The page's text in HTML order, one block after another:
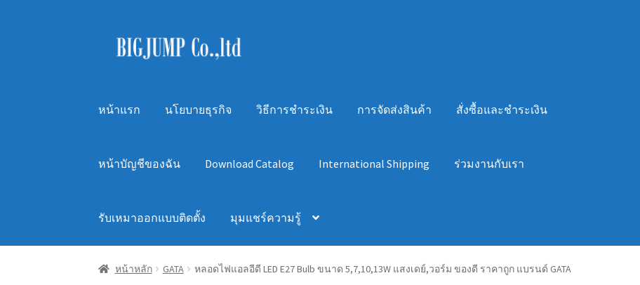
Skip
Skip
หน้าแรก นโยบายธุรกิจ วิธีการชำระเงิน การจัดส่งสินค้า สั่งซื้อและชำระเงิน
หน้าบัญชีของฉัน Download Catalog International Shipping ร่วมงานกับเรา
รับเหมาออกแบบติดตั้ง มุมแชร์ความรู้
หน้าหลัก GATA หลอดไฟแอลอีดี LED E27 Bulb ขนาด 5,7,10,13W แสงเดย์,วอร์ม ของดี ราคาถูก แบรนด์ GATA